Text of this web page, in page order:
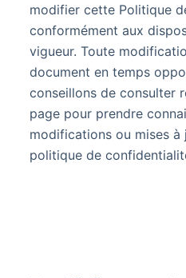
modifier cette Politique
conformément aux
vigueur. Toute
document en temps
conseillons de consulter
page pour prendre
modifications ou mises
politique de